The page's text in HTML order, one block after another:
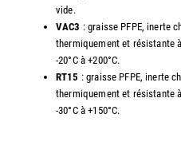
vide.
VAC3 : graisse PFPE, inerte
thermiquement et résistante
-20°C à +200°C.
RT15 : graisse PFPE, inerte
thermiquement et résistante
-30°C à +150°C.